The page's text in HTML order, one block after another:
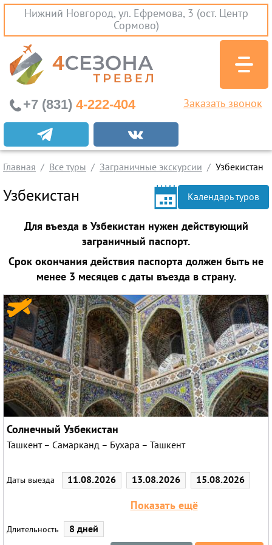
Нижний Новгород, ул. Ефремова, 3 (ост. Центр
Сормово)
Экскурсионные туры
Заграничные экскурсии
Туры на Черное Море
Вылеты из Нижнего Новгорода
Горящие туры
Раннее бронирование
Железнодорожные туры
+7 (831) 4-222-404 Заказать звонок
Главная Все туры Заграничные экскурсии Узбекистан
Узбекистан Календарь туров
Для въезда в Узбекистан нужен действующий
заграничный паспорт.
Срок окончания действия паспорта должен быть не
менее 3 месяцев с даты въезда в страну.
Солнечный Узбекистан
Ташкент – Самарканд – Бухара – Ташкент
Даты выезда 11.08.2026 13.08.2026
15.08.2026
20.08.2026
22.08.2026
25.08.2026
Показать ещё
Длительность 8 дней